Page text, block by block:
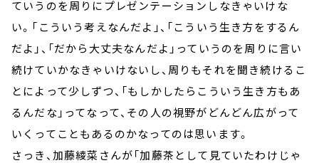
ていうのを周りにプレゼンテーションしなきゃいけな
い。「こういう考えなんだよ」、「こういう生き方をするん
だよ」、「だから大丈夫なんだよ」っていうのを周りに言い
続けていかなきゃいけないし、周りもそれを聞き続けるこ
とによって少しずつ、「もしかしたらこういう生き方もあ
るんだな」ってなって、その人の視野がどんどん広がって
いくってこともあるのかなってのは思います。
さっき、加藤綾菜さんが「加藤茶として見ていたわけじゃ